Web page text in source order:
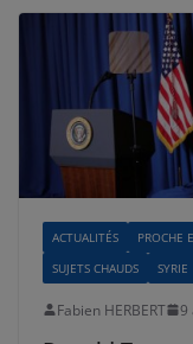
ACTUALITÉS PROCHE
SUJETS CHAUDS
SYRIE
Fabien HERBERT 9